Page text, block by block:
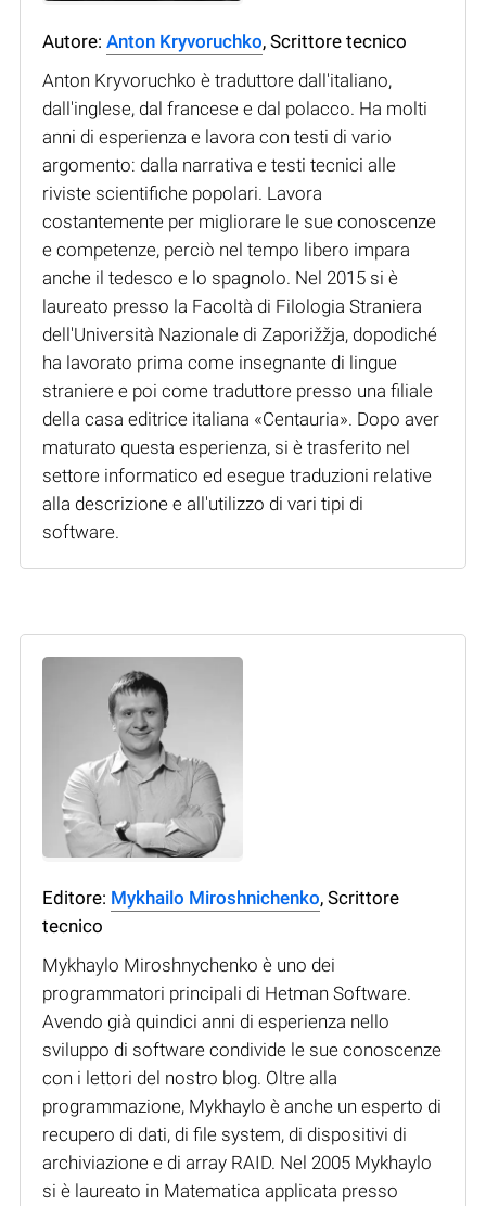
Autore: Anton Kryvoruchko, Scrittore tecnico
Anton Kryvoruchko è traduttore dall'italiano,
dall'inglese, dal francese e dal polacco. Ha molti
anni di esperienza e lavora con testi di vario
argomento: dalla narrativa e testi tecnici alle
riviste scientifiche popolari. Lavora
costantemente per migliorare le sue conoscenze
e competenze, perciò nel tempo libero impara
anche il tedesco e lo spagnolo. Nel 2015 si è
laureato presso la Facoltà di Filologia Straniera
dell'Università Nazionale di Zaporižžja, dopodiché
ha lavorato prima come insegnante di lingue
straniere e poi come traduttore presso una filiale
della casa editrice italiana «Centauria». Dopo aver
maturato questa esperienza, si è trasferito nel
settore informatico ed esegue traduzioni relative
alla descrizione e all'utilizzo di vari tipi di
software.
Editore: Mykhailo Miroshnichenko, Scrittore
tecnico
Mykhaylo Miroshnychenko è uno dei
programmatori principali di Hetman Software.
Avendo già quindici anni di esperienza nello
sviluppo di software condivide le sue conoscenze
con i lettori del nostro blog. Oltre alla
programmazione, Mykhaylo è anche un esperto di
recupero di dati, di file system, di dispositivi di
archiviazione e di array RAID. Nel 2005 Mykhaylo
si è laureato in Matematica applicata presso